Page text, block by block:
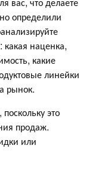
определили
какая наценка,
какие
линейки
рынок.
это
продаж.
или